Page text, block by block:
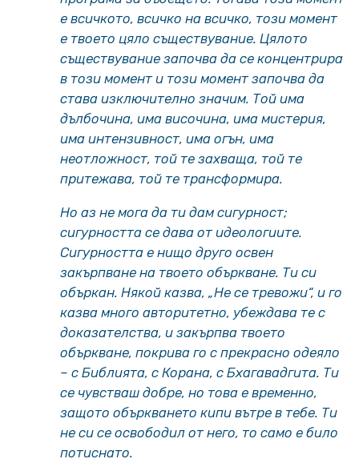
е всичкото, всичко на всичко, този момент
е твоето цяло съществувание. Цялото
съществувание започва да се концентрира
в този момент и този момент започва да
става изключително значим. Той има
дълбочина, има височина, има мистерия,
има интензивност, има огън, има
неотложност, той те захваща, той те
притежава, той те трансформира.
Но аз не мога да ти дам сигурност;
сигурността се дава от идеологиите.
Сигурността е нищо друго освен
закърпване на твоето объркване. Ти си
объркан. Някой казва, „Не се тревожи“, и го
казва много авторитетно, убеждава те с
доказателства, и закърпва твоето
объркване, покрива го с прекрасно одеяло
– с Библията, с Корана, с Бхагавадгита. Ти
се чувстваш добре, но това е временно,
защото объркването кипи вътре в тебе. Ти
не си се освободил от него, то само е било
потиснато.